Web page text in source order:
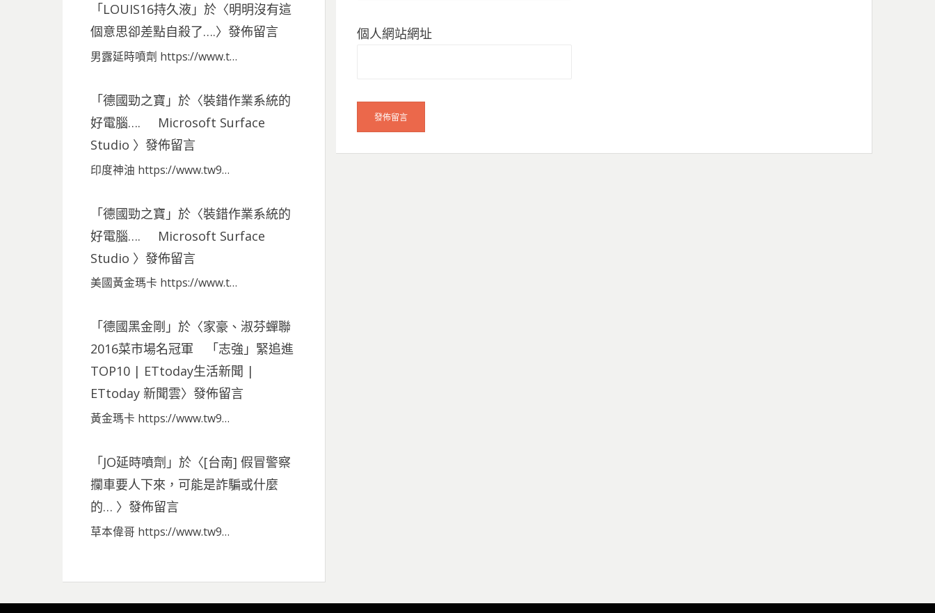
個人網站網址
「LOUIS16持久液」於〈明明沒有這
個意思卻差點自殺了….〉發佈留言
男露延時噴劑 https://www.t…
「德國勁之寶 」於〈裝錯作業系統的
好電腦…. Microsoft Surface
Studio 〉發佈留言
印度神油 https://www.tw9…
「德國勁之寶 」於〈裝錯作業系統的
好電腦…. Microsoft Surface
Studio 〉發佈留言
美國黃金瑪卡 https://www.t…
「德國黑金剛 」於〈家豪、淑芬蟬聯
2016菜市場名冠軍 「志強」緊追進
TOP10 | ETtoday生活新聞 |
ETtoday 新聞雲〉發佈留言
黃金瑪卡 https://www.tw9…
「JO延時噴劑 」於〈[台南] 假冒警察
攔車要人下來，可能是詐騙或什麼
的… 〉發佈留言
草本偉哥 https://www.tw9…